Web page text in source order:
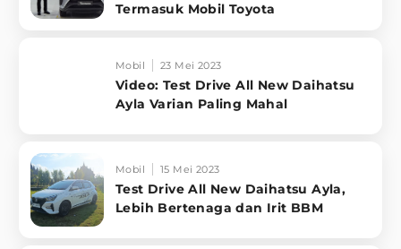
Termasuk Mobil Toyota
Mobil 23 Mei 2023
Video: Test Drive All New Daihatsu
Ayla Varian Paling Mahal
Mobil 15 Mei 2023
Test Drive All New Daihatsu Ayla,
Lebih Bertenaga dan Irit BBM